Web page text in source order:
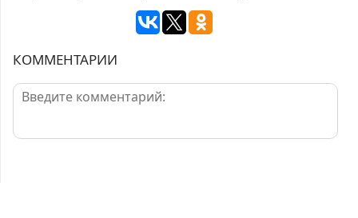
КОММЕНТАРИИ